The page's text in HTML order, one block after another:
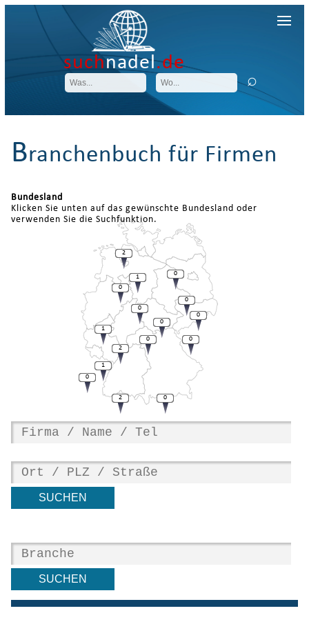
suchnadel.de
Branchenbuch für Firmen
Bundesland
Klicken Sie unten auf das gewünschte Bundesland oder
verwenden Sie die Suchfunktion.
0
0
1
0
0
0
1
2
0
0
0
2
1
2
0
0